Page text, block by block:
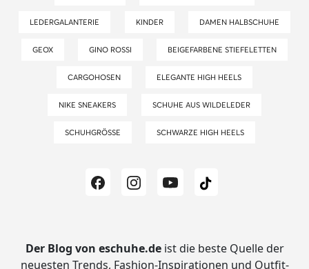
LEDERGALANTERIE KINDER DAMEN HALBSCHUHE
GEOX GINO ROSSI BEIGEFARBENE STIEFELETTEN
CARGOHOSEN ELEGANTE HIGH HEELS
NIKE SNEAKERS SCHUHE AUS WILDELEDER
SCHUHGRÖSSE SCHWARZE HIGH HEELS
Der Blog von eschuhe.deist die beste Quelle der
neuesten Trends, Fashion-Inspirationen und Outfit-